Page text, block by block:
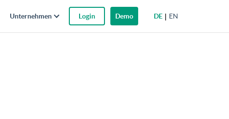
DE EN
Unternehmen Login Demo